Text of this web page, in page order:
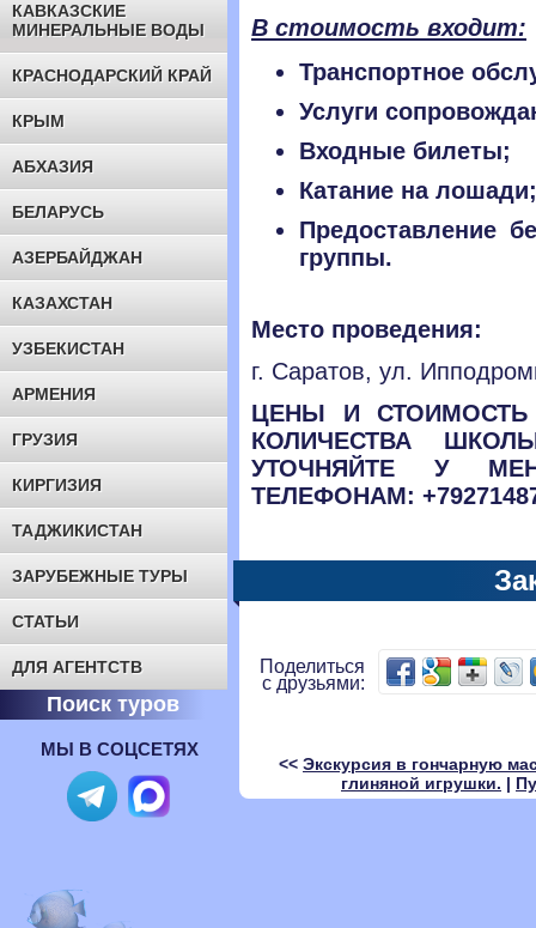
КАВКАЗСКИЕ
МИНЕРАЛЬНЫЕ ВОДЫ
КРАСНОДАРСКИЙ КРАЙ
КРЫМ
АБХАЗИЯ
БЕЛАРУСЬ
АЗЕРБАЙДЖАН
КАЗАХСТАН
УЗБЕКИСТАН
АРМЕНИЯ
ГРУЗИЯ
КИРГИЗИЯ
ТАДЖИКИСТАН
ЗАРУБЕЖНЫЕ ТУРЫ
СТАТЬИ
ДЛЯ АГЕНТСТВ
Поиск туров
МЫ В СОЦСЕТЯХ
В стоимость входит:
Транспортное
Услуги
Входные билеты;
Катание на лошади;
Предоставление
группы.
Место проведения:
г. Саратов, ул.
ЦЕНЫ И
КОЛИЧЕСТВА
УТОЧНЯЙТЕ У
ТЕЛЕФОНАМ:
Поделиться
с друзьями:
<< Экскурсия в гончарную
глиняной игрушки. |